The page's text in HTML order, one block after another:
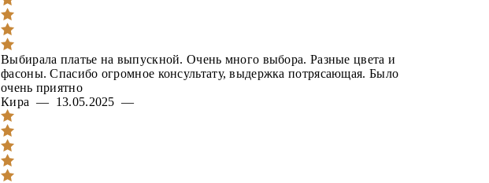
Выбирала платье на выпускной. Очень много выбора. Разные цвета и
фасоны. Спасибо огромное консультату, выдержка потрясающая. Было
очень приятно
Кира — 13.05.2025 —